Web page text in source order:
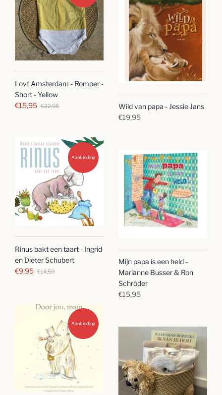
Lovt Amsterdam - Romper -
Short - Yellow
€15,95 €22,95
Wild van papa - Jessie Jans
€19,95
Aanbieding
Rinus bakt een taart - Ingrid
en Dieter Schubert
€9,95 €14,50
Mijn papa is een held -
Marianne Busser & Ron
Schröder
€15,95
Aanbieding